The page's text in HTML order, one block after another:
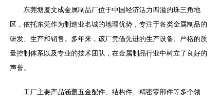
东莞塘厦文成金属制品厂位于中国经济活力四溢的珠三角地
区，依托东莞作为制造业名城的地理优势，专注于各类金属制品的
研发、生产和销售。多年来，该厂凭借先进的生产设备、严格的质
量控制体系以及专业的技术团队，在金属制品行业中树立了良好的
声誉。
工厂主要产品涵盖五金配件、结构件、精密零部件等多个领